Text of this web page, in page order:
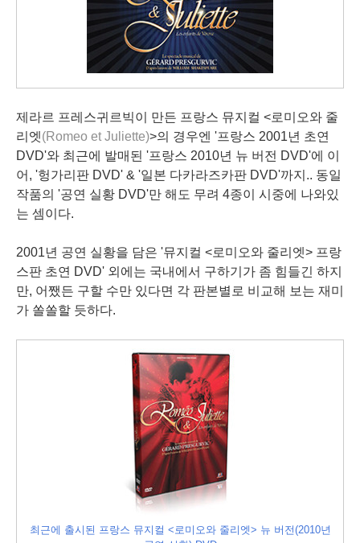
제라르 프레스귀르빅이 만든 프랑스 뮤지컬 <로미오와 줄
리엣(Romeo et Juliette)>의 경우엔 '프랑스 2001년 초연
DVD'와 최근에 발매된 '프랑스 2010년 뉴 버전 DVD'에 이
어, '헝가리판 DVD' & '일본 다카라즈카판 DVD'까지.. 동일
작품의 '공연 실황 DVD'만 해도 무려 4종이 시중에 나와있
는 셈이다.
2001년 공연 실황을 담은 '뮤지컬 <로미오와 줄리엣> 프랑
스판 초연 DVD' 외에는 국내에서 구하기가 좀 힘들긴 하지
만, 어쨌든 구할 수만 있다면 각 판본별로 비교해 보는 재미
가 쏠쏠할 듯하다.
최근에 출시된 프랑스 뮤지컬 <로미오와 줄리엣> 뉴 버전(2010년